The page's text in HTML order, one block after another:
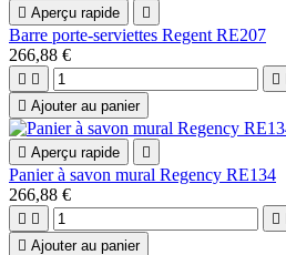
 Aperçu rapide 
Barre porte-serviettes Regent RE207
266,88 €
  
 Ajouter au panier
 Aperçu rapide 
Panier à savon mural Regency RE134
266,88 €
  
 Ajouter au panier